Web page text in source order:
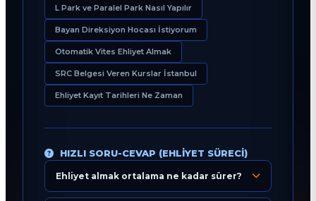
L Park ve Paralel Park Nasıl Yapılır
Bayan Direksiyon Hocası İstiyorum
Otomatik Vites Ehliyet Almak
SRC Belgesi Veren Kurslar İstanbul
Ehliyet Kayıt Tarihleri Ne Zaman
HIZLI SORU-CEVAP (EHLIYET SÜRECI)
Ehliyet almak ortalama ne kadar sürer?
Eğitim Danışmanı